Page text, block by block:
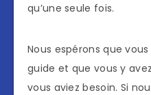
qu’une seule fois.
Nous espérons que
guide et que vous y
vous aviez besoin. Si